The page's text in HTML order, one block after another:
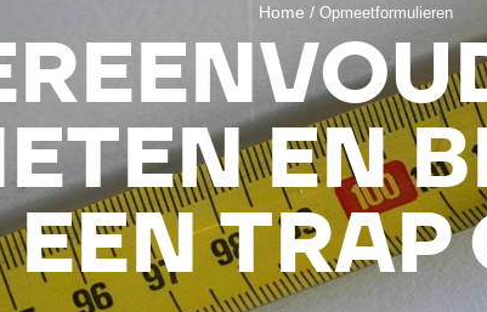
Home / Opmeetformulieren
EN
TRAP